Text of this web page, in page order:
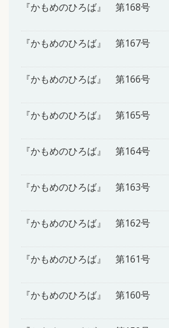
『かもめのひろば』 第168号
『かもめのひろば』 第167号
『かもめのひろば』 第166号
『かもめのひろば』 第165号
『かもめのひろば』 第164号
『かもめのひろば』 第163号
『かもめのひろば』 第162号
『かもめのひろば』 第161号
『かもめのひろば』 第160号